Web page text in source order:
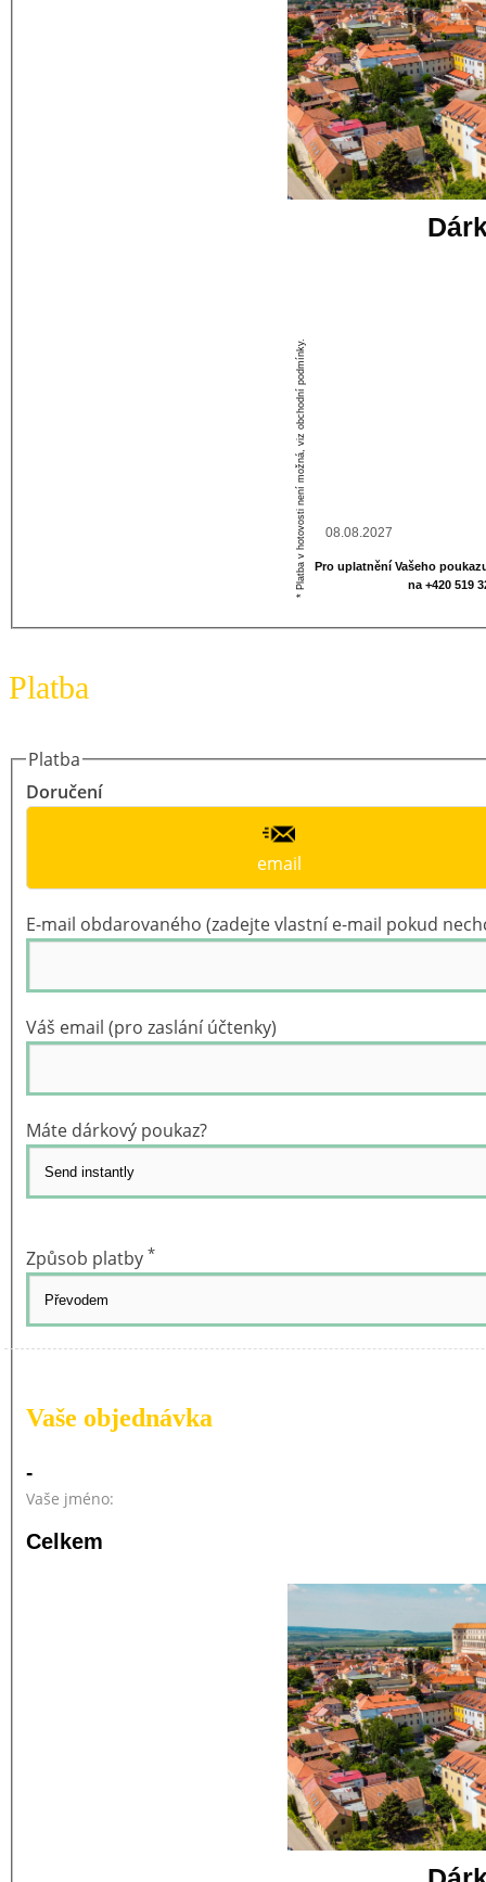
Pro uplatnění Vašeho
na +420 519
* Platba v hotovosti není možná, viz obchodní podmínky.
Platba
Platba
Doručení
email
E-mail obdarovaného (zadejte vlastní e-mail pokud
Váš email (pro zaslání účtenky)
Máte dárkový poukaz?
Způsob platby *
Vaše objednávka
-
Vaše jméno:
Celkem